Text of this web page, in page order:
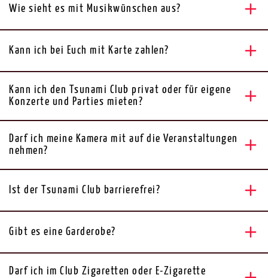
Wie sieht es mit Musikwünschen aus?
Kann ich bei Euch mit Karte zahlen?
Kann ich den Tsunami Club privat oder für eigene
Konzerte und Parties mieten?
Darf ich meine Kamera mit auf die Veranstaltungen
nehmen?
Ist der Tsunami Club barrierefrei?
Gibt es eine Garderobe?
Darf ich im Club Zigaretten oder E-Zigarette